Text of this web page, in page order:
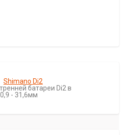
Shimano Di2
батареи Di2 в
- 31,6мм